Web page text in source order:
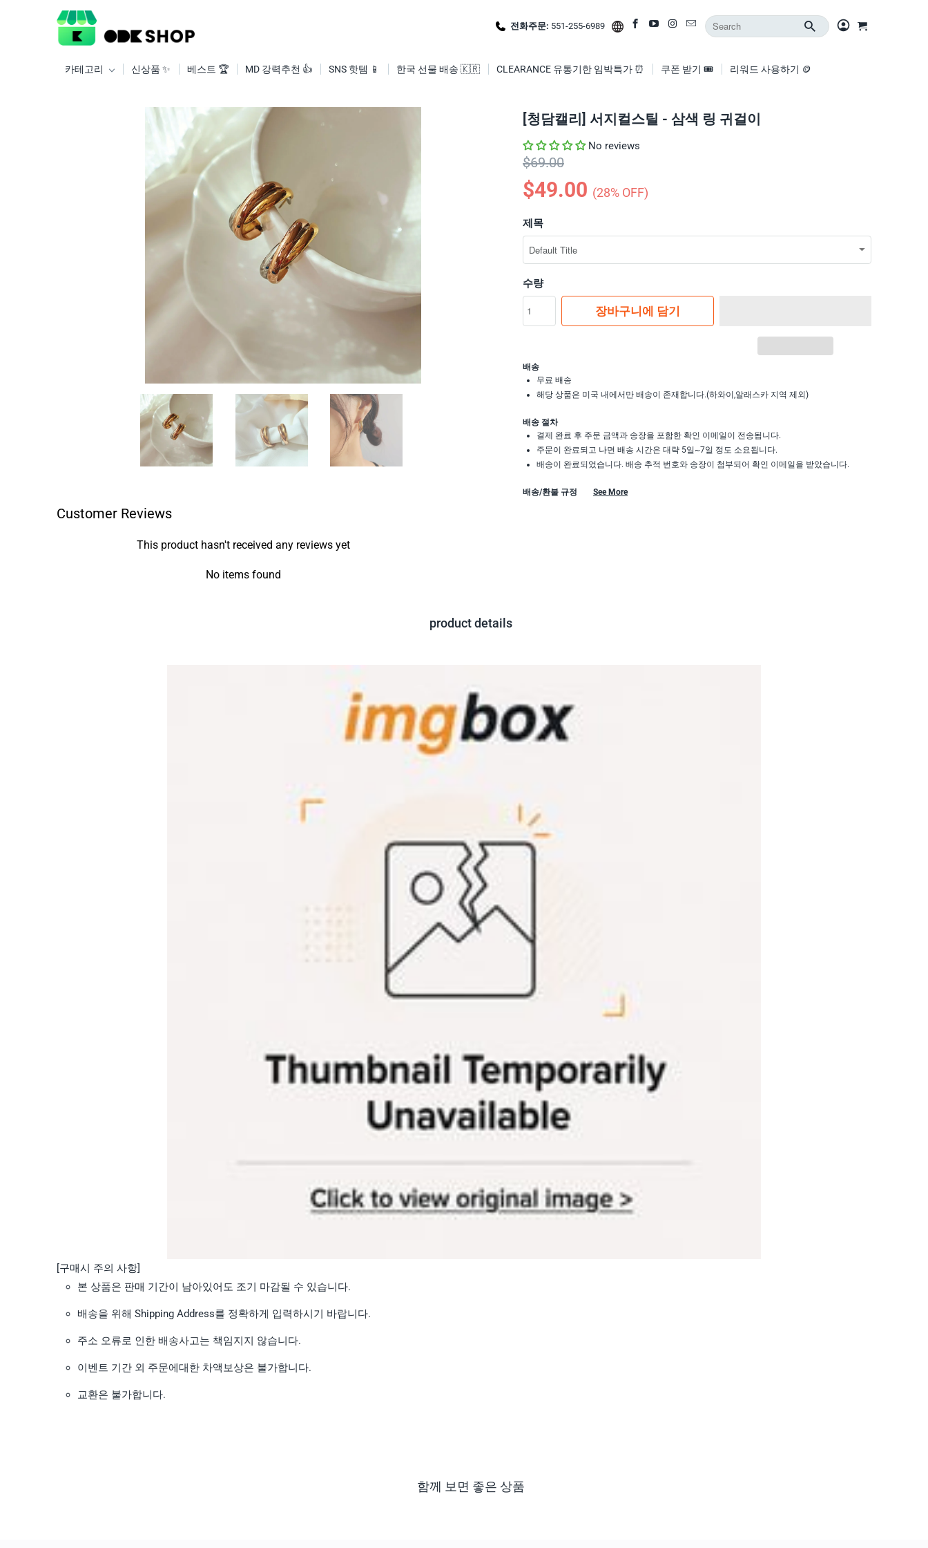
전화주문: 551-255-6989
카테고리 신상품 ✨ 베스트 🏆 MD 강력추천 👍 SNS 핫템 📱 한국 선물 배송 🇰🇷 CLEARANCE 유통기한 임박특가 ⏰ 쿠폰 받기 🎟️ 리워드 사용하기 🪙
[청담캘리] 서지컬스틸 - 삼색 링 귀걸이
No reviews
$69.00
$49.00 (28% OFF)
제목
수량
장바구니에 담기
배송
무료 배송
해당 상품은 미국 내에서만 배송이 존재합니다.(하와이,알래스카 지역 제외)
배송 절차
결제 완료 후 주문 금액과 송장을 포함한 확인 이메일이 전송됩니다.
주문이 완료되고 나면 배송 시간은 대략 5일~7일 정도 소요됩니다.
배송이 완료되었습니다. 배송 추적 번호와 송장이 첨부되어 확인 이메일을 받았습니다.
배송/환불 규정 See More
Customer Reviews
This product hasn't received any reviews yet
No items found
product details
[구매시 주의 사항]
본 상품은 판매 기간이 남아있어도 조기 마감될 수 있습니다.
배송을 위해 Shipping Address를 정확하게 입력하시기 바랍니다.
주소 오류로 인한 배송사고는 책임지지 않습니다.
이벤트 기간 외 주문에대한 차액보상은 불가합니다.
교환은 불가합니다.
함께 보면 좋은 상품